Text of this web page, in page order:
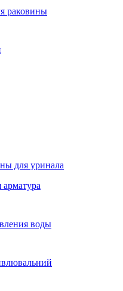
раковины
для уринала
воды